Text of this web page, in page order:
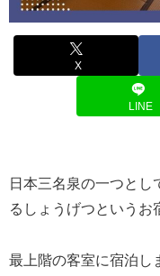
X
LINE
日本三名泉の一つとし
るしょうげつというお
最上階の客室に宿泊し